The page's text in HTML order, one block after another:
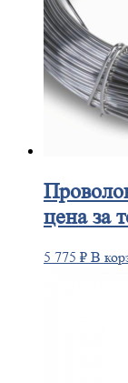
цена за
5 775 ₽ В